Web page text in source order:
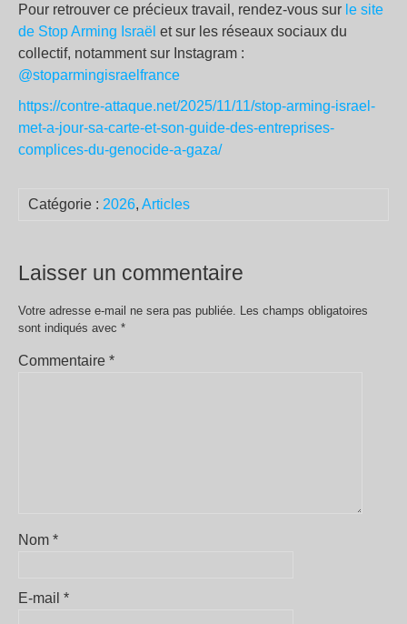
Pour retrouver ce précieux travail, rendez-vous sur le site
de Stop Arming Israël et sur les réseaux sociaux du
collectif, notamment sur Instagram :
@stoparmingisraelfrance
https://contre-attaque.net/2025/11/11/stop-arming-israel-
met-a-jour-sa-carte-et-son-guide-des-entreprises-
complices-du-genocide-a-gaza/
Catégorie : 2026, Articles
Laisser un commentaire
Votre adresse e-mail ne sera pas publiée.
Les champs obligatoires
sont indiqués avec *
Commentaire *
Nom *
E-mail *